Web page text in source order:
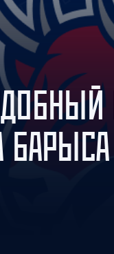
Амур
Барыс
Салават Юлаев
Сибирь